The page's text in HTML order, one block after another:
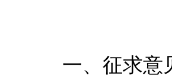
一、征求意